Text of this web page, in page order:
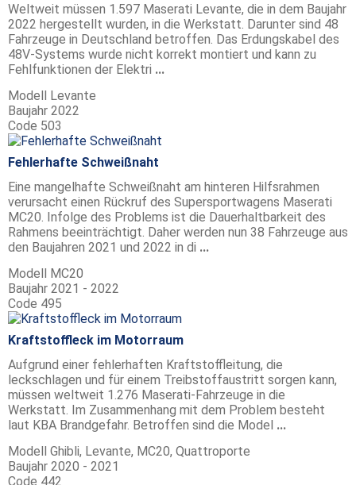
Weltweit müssen 1.597 Maserati Levante, die in dem Baujahr
2022 hergestellt wurden, in die Werkstatt. Darunter sind 48
Fahrzeuge in Deutschland betroffen. Das Erdungskabel des
48V-Systems wurde nicht korrekt montiert und kann zu
Fehlfunktionen der Elektri ...
Modell Levante
Baujahr 2022
Code 503
Fehlerhafte Schweißnaht
Eine mangelhafte Schweißnaht am hinteren Hilfsrahmen
verursacht einen Rückruf des Supersportwagens Maserati
MC20. Infolge des Problems ist die Dauerhaltbarkeit des
Rahmens beeinträchtigt. Daher werden nun 38 Fahrzeuge aus
den Baujahren 2021 und 2022 in di ...
Modell MC20
Baujahr 2021 - 2022
Code 495
Kraftstoffleck im Motorraum
Aufgrund einer fehlerhaften Kraftstoffleitung, die
leckschlagen und für einem Treibstoffaustritt sorgen kann,
müssen weltweit 1.276 Maserati-Fahrzeuge in die
Werkstatt. Im Zusammenhang mit dem Problem besteht
laut KBA Brandgefahr. Betroffen sind die Model ...
Modell Ghibli, Levante, MC20, Quattroporte
Baujahr 2020 - 2021
Code 442